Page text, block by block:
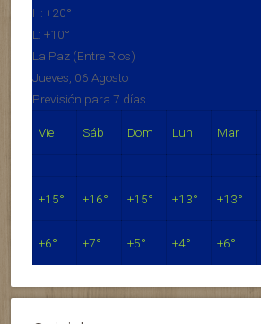
H: +20°
L: +10°
La Paz (Entre Rios)
Jueves, 06 Agosto
Previsión para 7 días
Vie Sáb Dom Lun Mar
+15° +16° +15° +13° +13°
+6° +7° +5° +4° +6°